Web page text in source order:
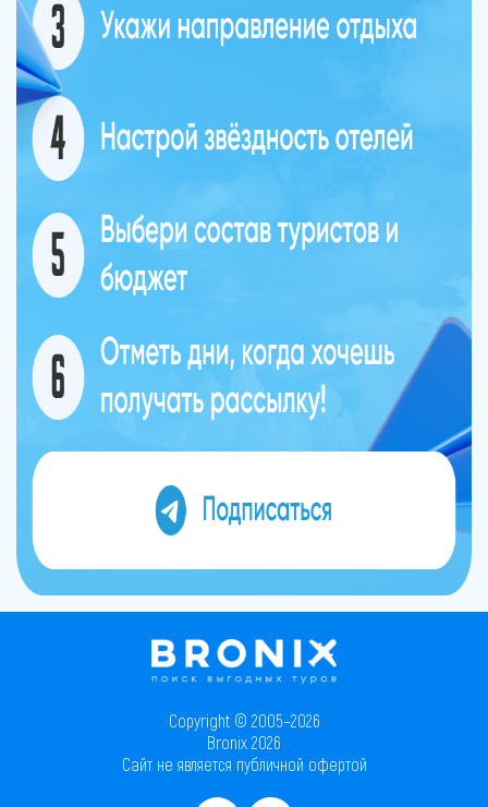
Copyright © 2005–2026
Bronix 2026
Сайт не является публичной офертой